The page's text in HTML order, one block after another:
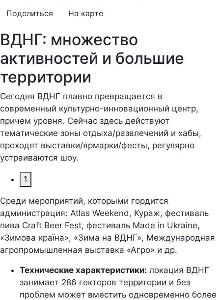
Поделиться
На карте
ВДНГ: множество
активностей и большие
территории
Сегодня ВДНГ плавно превращается в
современный культурно-инновационный центр,
причем уровня. Сейчас здесь действуют
тематические зоны отдыха/развлечений и хабы,
проходят выставки/ярмарки/фесты, регулярно
устраиваются шоу.
1
Среди мероприятий, которыми гордится
администрация: Atlas Weekend, Кураж, фестиваль
пива Craft Beer Fest, фестиваль Made in Ukraine,
«Зимова країна», «Зима на ВДНГ», Международная
агропромышленная выставка «Агро» и др.
Технические характеристики: локация ВДНГ
занимает 286 гекторов территории и без
проблем может вместить одновременно более